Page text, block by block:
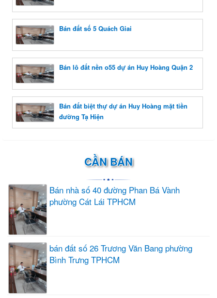
Bán đất số 5 Quách Giai
Bán lô đất nền o55 dự án Huy Hoàng Quận 2
Bán đất biệt thự dự án Huy Hoàng mặt tiền
đường Tạ Hiện
CẦN BÁN
Bán nhà số 40 đường Phan Bá Vành
phường Cát Lái TPHCM
bán đất số 26 Trương Văn Bang phường
Bình Trưng TPHCM